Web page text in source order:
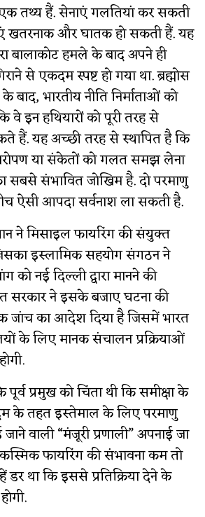
तथ्य हैं. सेनाएं गलतियां कर सकती
खतरनाक और घातक हो सकती हैं. यह
बालाकोट हमले के बाद अपने ही
से एकदम स्पष्ट हो गया था. ब्रह्मोस
भारतीय नीति निर्माताओं को
वे इन हथियारों को पूरी तरह से
हैं. यह अच्छी तरह से स्थापित है कि
या संकेतों को गलत समझ लेना
सबसे संभावित जोखिम है. दो परमाणु
ऐसी आपदा सर्वनाश ला सकती है.
ने मिसाइल फायरिंग की संयुक्त
इस्लामिक सहयोग संगठन ने
को नई दिल्ली द्वारा मानने की
सरकार ने इसके बजाए घटना की
जांच का आदेश दिया है जिसमें भारत
के लिए मानक संचालन प्रक्रियाओं
पूर्व प्रमुख को चिंता थी कि समीक्षा के
के तहत इस्तेमाल के लिए परमाणु
वाली “मंजूरी प्रणाली” अपनाई जा
फायरिंग की संभावना कम तो
डर था कि इससे प्रतिक्रिया देने के